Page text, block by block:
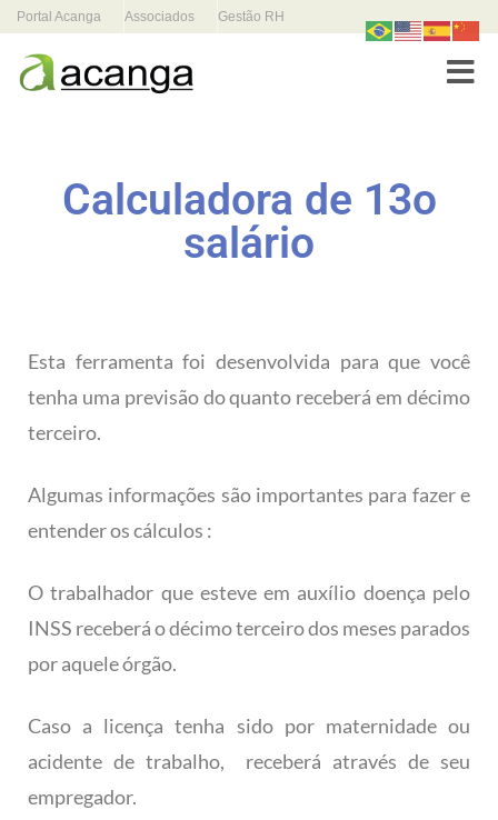
Portal Acanga Associados Gestão RH
Calculadora de 13o
salário
Esta ferramenta foi desenvolvida para que você
tenha uma previsão do quanto receberá em décimo
terceiro.
Algumas informações são importantes para fazer e
entender os cálculos :
O trabalhador que esteve em auxílio doença pelo
INSS receberá o décimo terceiro dos meses parados
por aquele órgão.
Caso a licença tenha sido por maternidade ou
acidente de trabalho, receberá através de seu
empregador.